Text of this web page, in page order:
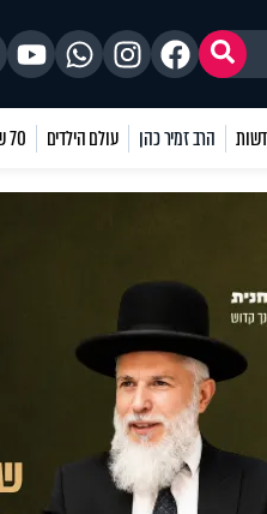
הרב זמיר כהן עולם הילדים 70 שאלות